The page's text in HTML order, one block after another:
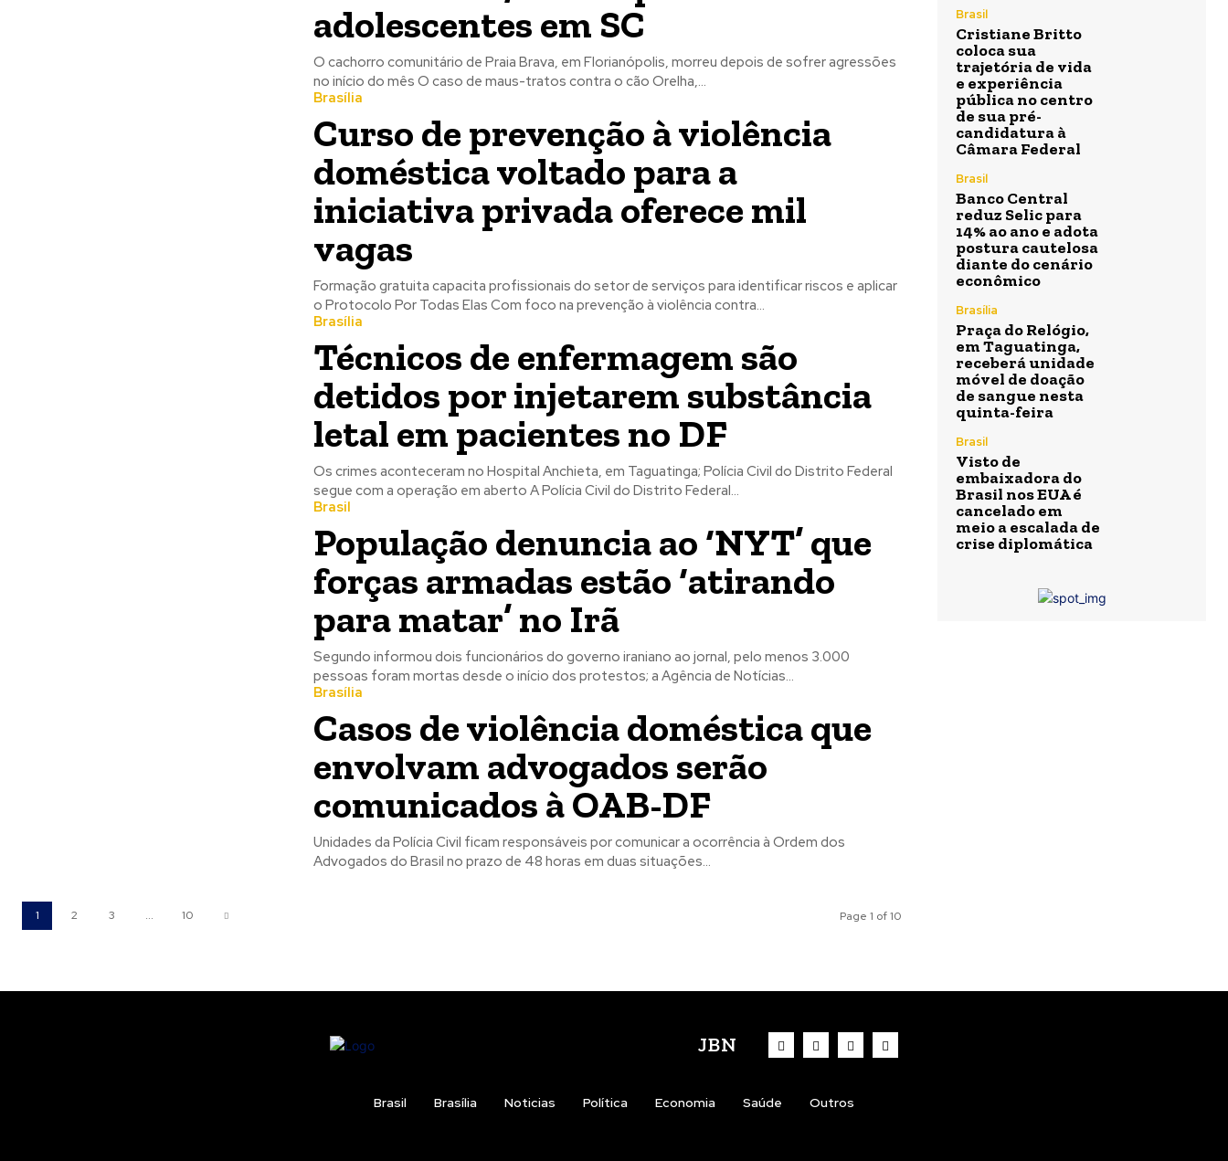
adolescentes em SC
O cachorro comunitário de Praia Brava, em Florianópolis, morreu depois de sofrer agressões
no início do mês O caso de maus-tratos contra o cão Orelha,...
Brasília
Curso de prevenção à violência
doméstica voltado para a
iniciativa privada oferece mil
vagas
Formação gratuita capacita profissionais do setor de serviços para identificar riscos e aplicar
o Protocolo Por Todas Elas Com foco na prevenção à violência contra...
Brasília
Técnicos de enfermagem são
detidos por injetarem substância
letal em pacientes no DF
Os crimes aconteceram no Hospital Anchieta, em Taguatinga; Polícia Civil do Distrito Federal
segue com a operação em aberto A Polícia Civil do Distrito Federal...
Brasil
População denuncia ao ‘NYT’ que
forças armadas estão ‘atirando
para matar’ no Irã
Segundo informou dois funcionários do governo iraniano ao jornal, pelo menos 3.000
pessoas foram mortas desde o início dos protestos; a Agência de Notícias...
Brasília
Casos de violência doméstica que
envolvam advogados serão
comunicados à OAB-DF
Unidades da Polícia Civil ficam responsáveis por comunicar a ocorrência à Ordem dos
Advogados do Brasil no prazo de 48 horas em duas situações...
1 2 3 ... 10 Page 1 of 10
Brasil
Cristiane Britto
coloca sua
trajetória de vida
e experiência
pública no centro
de sua pré-
candidatura à
Câmara Federal
Brasil
Banco Central
reduz Selic para
14% ao ano e adota
postura cautelosa
diante do cenário
econômico
Brasília
Praça do Relógio,
em Taguatinga,
receberá unidade
móvel de doação
de sangue nesta
quinta-feira
Brasil
Visto de
embaixadora do
Brasil nos EUA é
cancelado em
meio a escalada de
crise diplomática
JBN
Brasil Brasília Noticias Política Economia Saúde Outros